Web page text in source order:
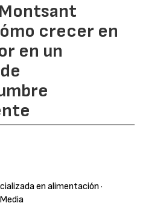
crecer en
en un
en alimentación ·